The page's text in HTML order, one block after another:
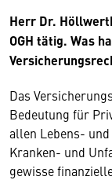
Herr Dr.
OGH tätig. Was
Das
Bedeutung für
allen Lebens-
Kranken- und
gewisse